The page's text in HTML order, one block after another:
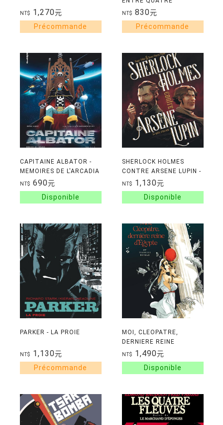
NT$ 1,270元
PLANCHES
NT$ 830元
CAPITAINE ALBATOR -
MEMOIRES DE L'ARCADIA
- TOME 1
NT$ 690元
SHERLOCK HOLMES
CONTRE ARSENE LUPIN -
TOME 1 - LA QUETE
D'ETERNITE
NT$ 1,130元
PARKER - LA PROIE
NT$ 1,130元
MOI, CLEOPATRE,
DERNIERE REINE
D'EGYPTE
NT$ 1,490元